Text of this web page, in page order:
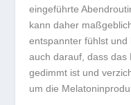
eingeführte
kann daher
entspannter fühlst und
auch darauf, dass das
gedimmt ist und
um die